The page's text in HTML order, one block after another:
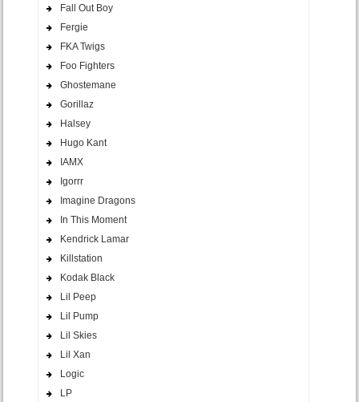
Fall Out Boy
Fergie
FKA Twigs
Foo Fighters
Ghostemane
Gorillaz
Halsey
Hugo Kant
IAMX
Igorrr
Imagine Dragons
In This Moment
Kendrick Lamar
Killstation
Kodak Black
Lil Peep
Lil Pump
Lil Skies
Lil Xan
Logic
LP